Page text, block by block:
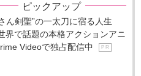
ピックアップ
ん剣聖”の一太刀に宿る人生
で話題の本格アクションアニ
Videoで独占配信中
P R